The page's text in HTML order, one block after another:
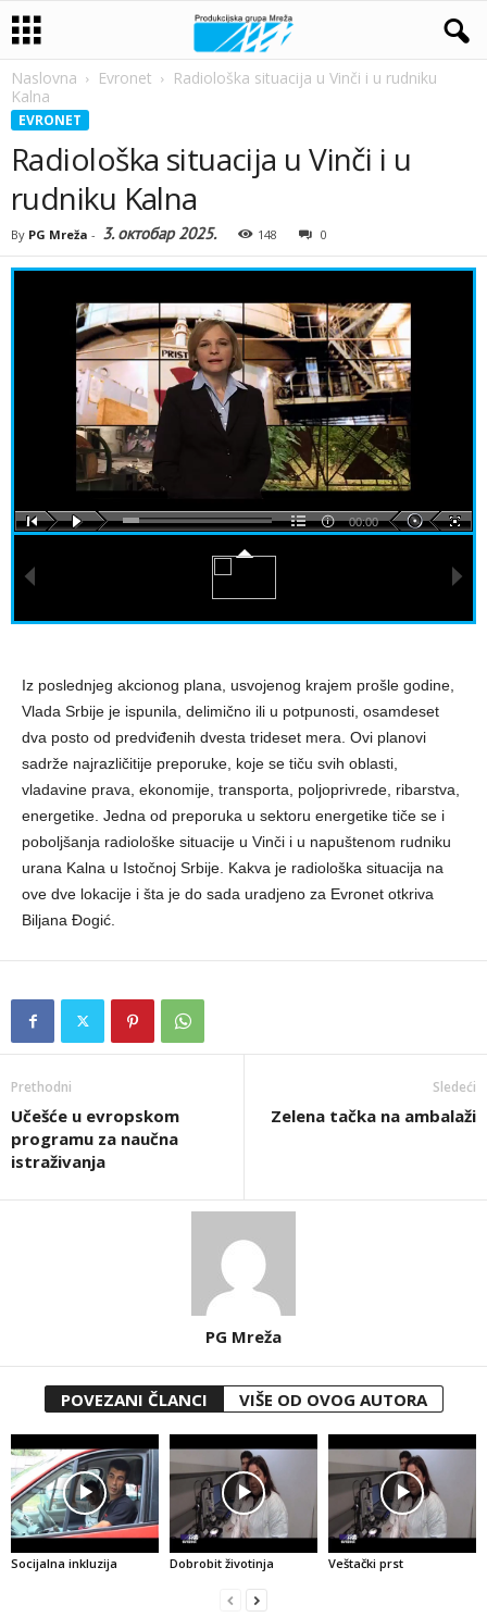
Naslovna Evronet
Radiološka situacija u Vinči i u rudniku
Kalna
EVRONET
Radiološka situacija u Vinči i u
rudniku Kalna
By PG Mreža - 3. октобар 2025. 148 0
00:00
Iz poslednjeg akcionog plana, usvojenog krajem prošle godine,
Vlada Srbije je ispunila, delimično ili u potpunosti, osamdeset
dva posto od predviđenih dvesta trideset mera. Ovi planovi
sadrže najrazličitije preporuke, koje se tiču svih oblasti,
vladavine prava, ekonomije, transporta, poljoprivrede, ribarstva,
energetike. Jedna od preporuka u sektoru energetike tiče se i
poboljšanja radiološke situacije u Vinči i u napuštenom rudniku
urana Kalna u Istočnoj Srbije. Kakva je radiološka situacija na
ove dve lokacije i šta je do sada uradjeno za Evronet otkriva
Biljana Đogić.
Prethodni
Učešće u evropskom
programu za naučna
istraživanja
Sledeći
Zelena tačka na ambalaži
PG Mreža
POVEZANI ČLANCI VIŠE OD OVOG AUTORA
Socijalna inkluzija Dobrobit životinja Veštački prst